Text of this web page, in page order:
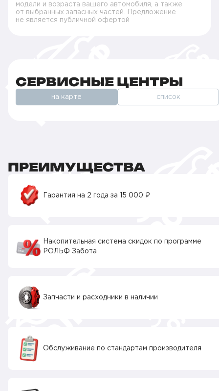
модели и возраста вашего автомобиля, а также
от выбранных запасных частей. Предложение
не является публичной офертой
СЕРВИСНЫЕ ЦЕНТРЫ
на карте список
ПРЕИМУЩЕСТВА
Гарантия на 2 года за 15 000 ₽
Накопительная система скидок по программе
РОЛЬФ Забота
Запчасти и расходники в наличии
Обслуживание по стандартам производителя